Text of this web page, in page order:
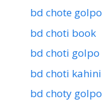
bd chote golpo
bd choti book
bd choti golpo
bd choti kahini
bd choty golpo